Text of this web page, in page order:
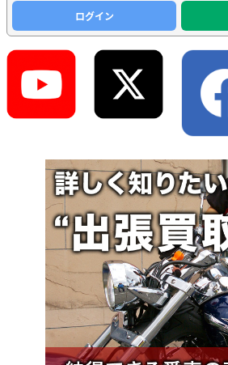
ログイン